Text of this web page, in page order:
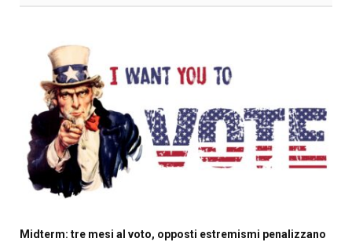
Midterm: tre mesi al voto, opposti estremismi penalizzano